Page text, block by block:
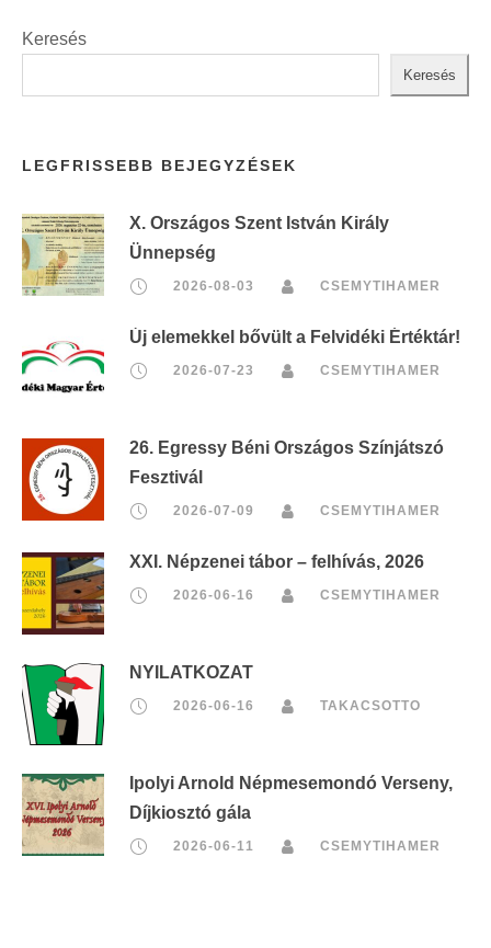
Keresés
Keresés
LEGFRISSEBB BEJEGYZÉSEK
X. Országos Szent István Király
Ünnepség
2026-08-03 CSEMYTIHAMER
Új elemekkel bővült a Felvidéki Értéktár!
2026-07-23 CSEMYTIHAMER
26. Egressy Béni Országos Színjátszó
Fesztivál
2026-07-09 CSEMYTIHAMER
XXI. Népzenei tábor – felhívás, 2026
2026-06-16 CSEMYTIHAMER
NYILATKOZAT
2026-06-16 TAKACSOTTO
Ipolyi Arnold Népmesemondó Verseny,
Díjkiosztó gála
2026-06-11 CSEMYTIHAMER